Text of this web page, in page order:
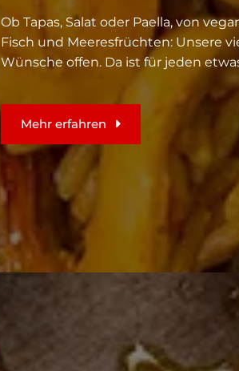
Ob Tapas, Salat oder Paella, von
Fisch und Meeresfrüchten: Unsere
Wünsche offen. Da ist für jeden
Mehr erfahren